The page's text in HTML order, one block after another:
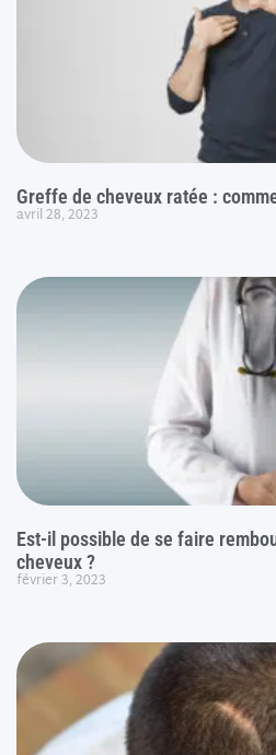
Greffe de cheveux ratée :
avril 28, 2023
Est-il possible de se faire
cheveux ?
février 3, 2023